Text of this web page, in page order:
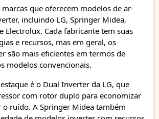
marcas que oferecem modelos de ar-
incluindo LG, Springer Midea,
Electrolux. Cada fabricante tem suas
e recursos, mas em geral, os
são mais eficientes em termos de
modelos convencionais.
é o Dual Inverter da LG, que
com rotor duplo para economizar
o ruído. A Springer Midea também